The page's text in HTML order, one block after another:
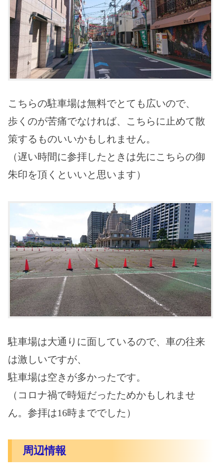
こちらの駐車場は無料でとても広いので、
歩くのが苦痛でなければ、こちらに止めて散
策するものいいかもしれません。
（遅い時間に参拝したときは先にこちらの御
朱印を頂くといいと思います）
駐車場は大通りに面しているので、車の往来
は激しいですが、
駐車場は空きが多かったです。
（コロナ禍で時短だったためかもしれませ
ん。参拝は16時まででした）
周辺情報